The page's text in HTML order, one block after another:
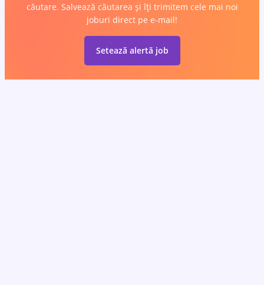
căutare. Salvează căutarea și îți trimitem cele mai noi
joburi direct pe e-mail!
Setează alertă job